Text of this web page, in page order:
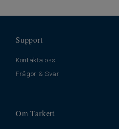
Support
Kontakta oss
Frågor & Svar
Om Tarkett